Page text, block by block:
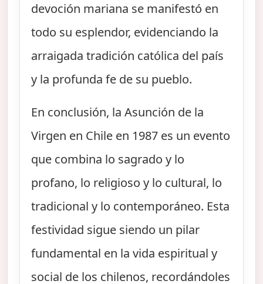
devoción mariana se manifestó en
todo su esplendor, evidenciando la
arraigada tradición católica del país
y la profunda fe de su pueblo.
En conclusión, la Asunción de la
Virgen en Chile en 1987 es un evento
que combina lo sagrado y lo
profano, lo religioso y lo cultural, lo
tradicional y lo contemporáneo. Esta
festividad sigue siendo un pilar
fundamental en la vida espiritual y
social de los chilenos, recordándoles